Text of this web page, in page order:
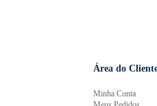
Área do
Minha Conta